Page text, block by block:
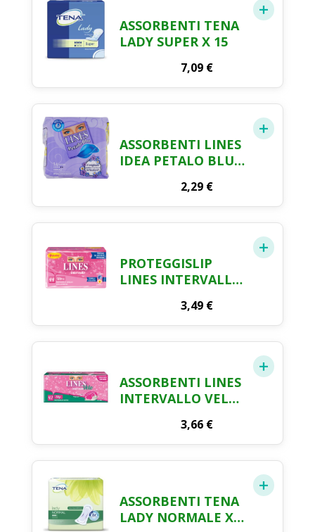
ASSORBENTI TENA
LADY SUPER X 15
7,09 €
ASSORBENTI LINES
IDEA PETALO BLU
2,29 €
PROTEGGISLIP
LINES INTERVALLO
RIPIEGATO X 44
3,49 €
ASSORBENTI LINES
INTERVALLO VELO
3,66 €
ASSORBENTI TENA
LADY NORMALE X